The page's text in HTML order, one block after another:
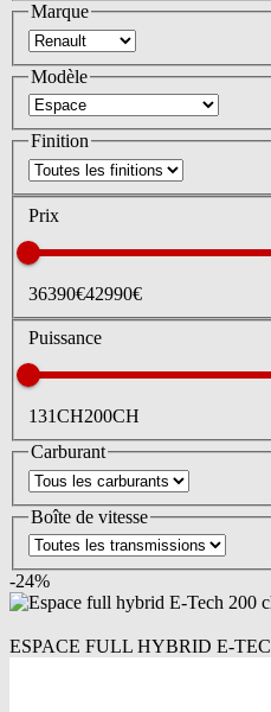
Marque
Modèle
Finition
Prix
36390€42990€
Puissance
131CH200CH
Carburant
Boîte de vitesse
-24%
ESPACE FULL HYBRID E-